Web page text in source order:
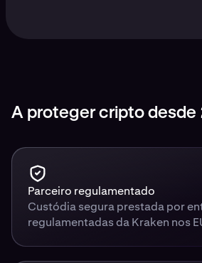
A proteger cripto desde
Parceiro regulamentado
Custódia segura prestada por
regulamentadas da Kraken nos